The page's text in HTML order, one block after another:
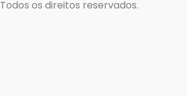
Todos os direitos reservados.